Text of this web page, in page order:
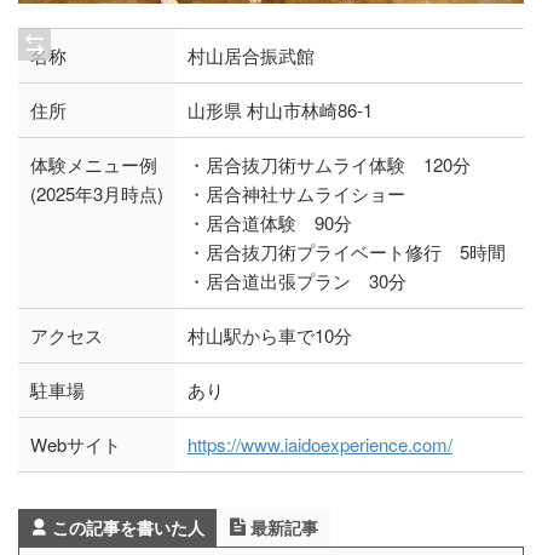
名称 村山居合振武館
住所 山形県 村山市林崎86‐1
体験メニュー例
(2025年3月時点)
・居合抜刀術サムライ体験 120分
・居合神社サムライショー
・居合道体験 90分
・居合抜刀術プライベート修行 5時間
・居合道出張プラン 30分
アクセス 村山駅から車で10分
駐車場 あり
Webサイト https://www.iaidoexperience.com/
この記事を書いた人 最新記事